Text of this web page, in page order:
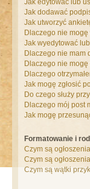
Jak edytować lub
Jak dodawać
Jak utworzyć
Dlaczego nie
Jak wyedytować
Dlaczego nie mam
Dlaczego nie
Dlaczego
Jak mogę zgłosić
Do czego służy
Dlaczego mój post
Jak mogę
Formatowanie i
Czym są
Czym są
Czym są wątki